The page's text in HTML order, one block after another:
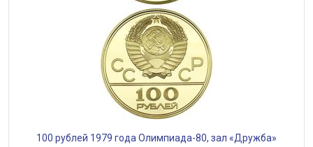
100 рублей 1979 года Олимпиада-80, зал «Дружба»